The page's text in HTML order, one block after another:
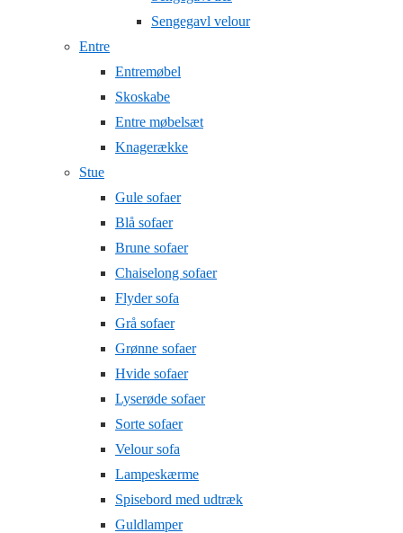
Sengegavl velour
Entre
Entremøbel
Skoskabe
Entre møbelsæt
Knagerække
Stue
Gule sofaer
Blå sofaer
Brune sofaer
Chaiselong sofaer
Flyder sofa
Grå sofaer
Grønne sofaer
Hvide sofaer
Lyserøde sofaer
Sorte sofaer
Velour sofa
Lampeskærme
Spisebord med udtræk
Guldlamper